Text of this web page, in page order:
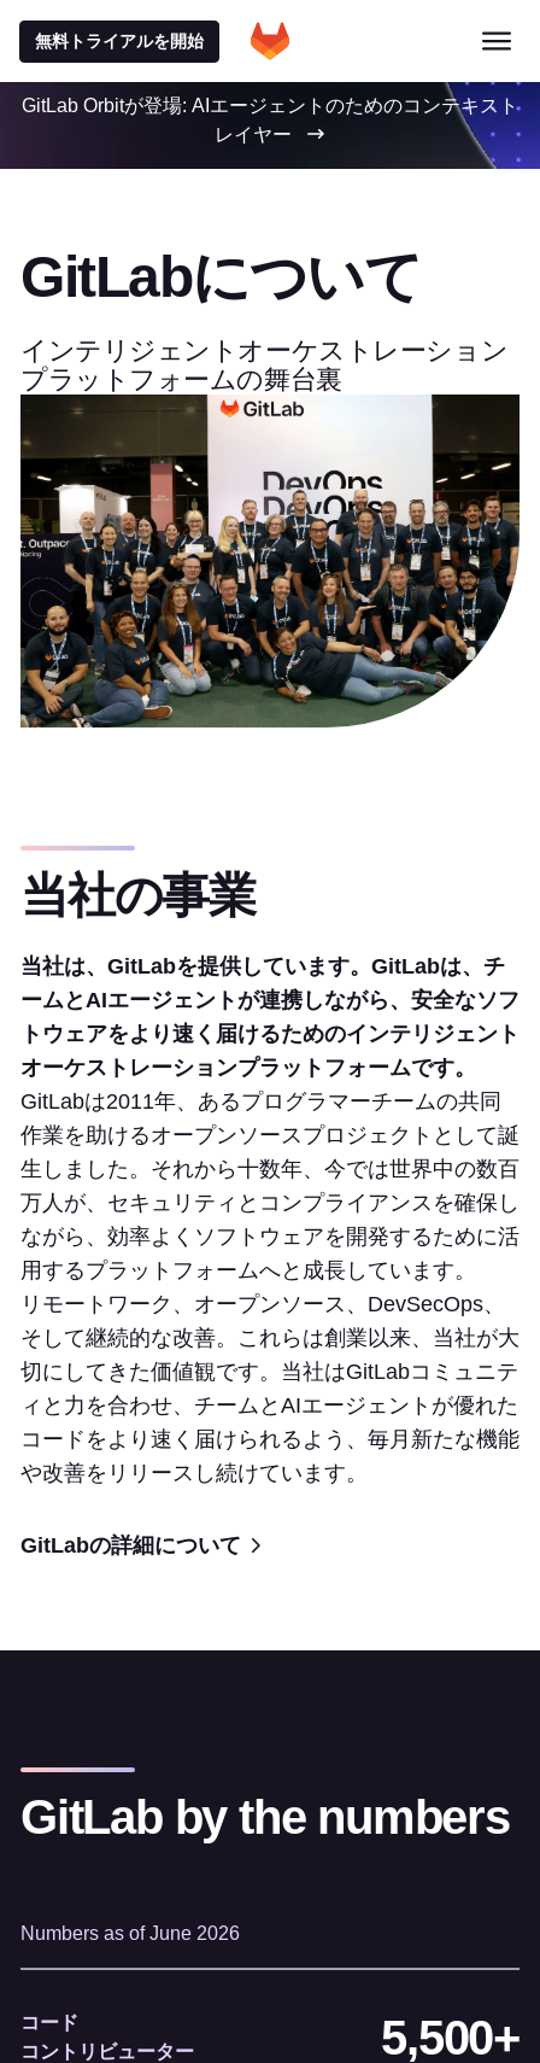
無料トライアルを開始
GitLab Orbitが登場: AIエージェントのためのコンテキスト
レイヤー
GitLabについて
インテリジェントオーケストレーション
プラットフォームの舞台裏
当社の事業
当社は、GitLabを提供しています。GitLabは、チ
ームとAIエージェントが連携しながら、安全なソフ
トウェアをより速く届けるためのインテリジェント
オーケストレーションプラットフォームです。
GitLabは2011年、あるプログラマーチームの共同
作業を助けるオープンソースプロジェクトとして誕
生しました。それから十数年、今では世界中の数百
万人が、セキュリティとコンプライアンスを確保し
ながら、効率よくソフトウェアを開発するために活
用するプラットフォームへと成長しています。
リモートワーク、オープンソース、DevSecOps、
そして継続的な改善。これらは創業以来、当社が大
切にしてきた価値観です。当社はGitLabコミュニテ
ィと力を合わせ、チームとAIエージェントが優れた
コードをより速く届けられるよう、毎月新たな機能
や改善をリリースし続けています。
GitLabの詳細について
GitLab by the numbers
Numbers as of June 2026
コード
コントリビューター
5,500+